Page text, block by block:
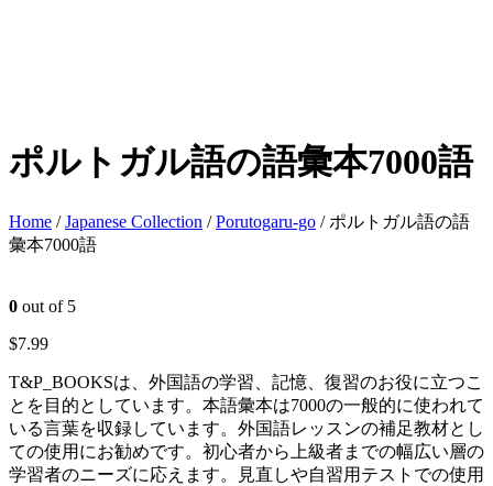
ポルトガル語の語彙本7000語
Home /Japanese Collection /Porutogaru-go / ポルトガル語の語
彙本7000語
0 out of 5
$7.99
T&P_BOOKSは、外国語の学習、記憶、復習のお役に立つこ
とを目的としています。本語彙本は7000の一般的に使われて
いる言葉を収録しています。外国語レッスンの補足教材とし
ての使用にお勧めです。初心者から上級者までの幅広い層の
学習者のニーズに応えます。見直しや自習用テストでの使用